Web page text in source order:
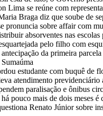
Lima se reúne com
Braga diz que soube de
pronuncia sobre affair com
absorventes nas escolas
pelo filho com
da primeira
estudante com buquê de
atendimento
paralisação e ônibus
pouco mais de dois meses
Renato Júnior sobre